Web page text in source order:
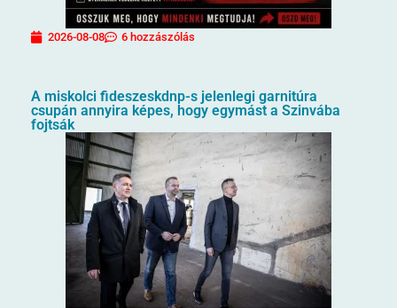
2026-08-08 6 hozzászólás
A miskolci fideszeskdnp-s jelenlegi garnitúra
csupán annyira képes, hogy egymást a Szinvába
fojtsák